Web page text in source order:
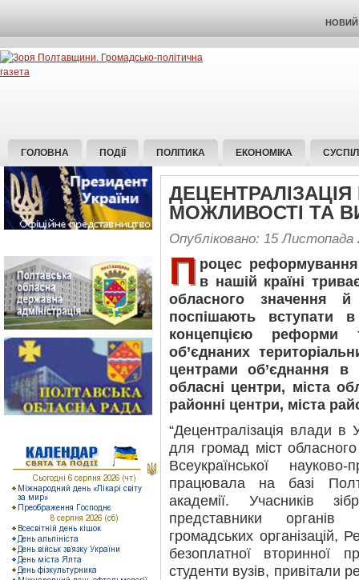
НОВИЙ
ГОЛОВНА ПОДІЇ ПОЛІТИКА ЕКОНОМІКА
МОЖЛИВОСТІ ТА
Опубліковано: 15 Листопада
П роцес
в нашій країні
обласного значення
поспішають вступати
концепцією реформи
об’єднаних
центрами об’єднання
обласні центри, міста
районні центри, міста
“Децентралізація влади в
для громад міст
Всеукраїнської
працювала на базі
академії. Учасників
представники органів
громадських організацій,
безоплатної вторинної
студенти вузів, привітали